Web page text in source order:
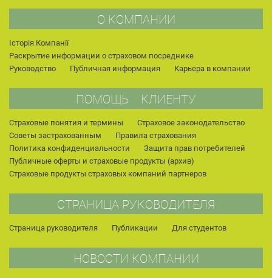
О КОМПАНИИ
Історія Компанії
Раскрытие информации о страховом посреднике
Руководство
Публичная информация Карьера в компании
ПОМОЩЬ КЛИЕНТУ
Страховые понятия и термины
Страховое законодательство
Советы застрахованным
Правила страхования
Политика конфиденциальности
Защита прав потребителей
Публичные оферты и страховые продукты (архив)
Страховые продукты страховых компаний партнеров
СТРАНИЦА РУКОВОДИТЕЛЯ
Страница руководителя Публикации Для студентов
НОВОСТИ КОМПАНИИ